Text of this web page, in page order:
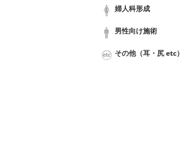
婦人科形成
男性向け施術
その他（耳・尻 etc）